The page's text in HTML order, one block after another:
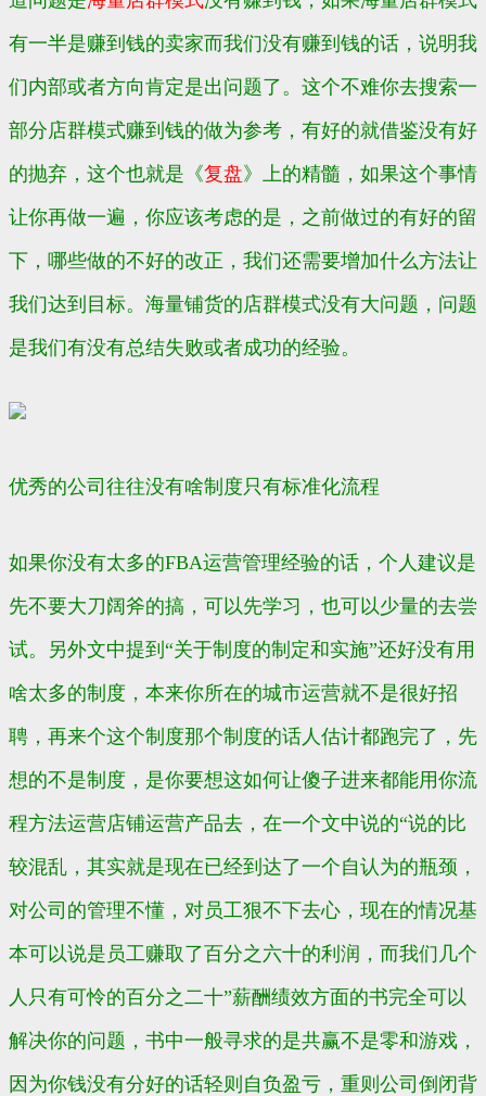
有一半是赚到钱的卖家而我们没有赚到钱的话，说明我
们内部或者方向肯定是出问题了。这个不难你去搜索一
部分店群模式赚到钱的做为参考，有好的就借鉴没有好
的抛弃，这个也就是《复盘》上的精髓，如果这个事情
让你再做一遍，你应该考虑的是，之前做过的有好的留
下，哪些做的不好的改正，我们还需要增加什么方法让
我们达到目标。海量铺货的店群模式没有大问题，问题
是我们有没有总结失败或者成功的经验。
优秀的公司往往没有啥制度只有标准化流程
如果你没有太多的FBA运营管理经验的话，个人建议是
先不要大刀阔斧的搞，可以先学习，也可以少量的去尝
试。另外文中提到“关于制度的制定和实施”还好没有用
啥太多的制度，本来你所在的城市运营就不是很好招
聘，再来个这个制度那个制度的话人估计都跑完了，先
想的不是制度，是你要想这如何让傻子进来都能用你流
程方法运营店铺运营产品去，在一个文中说的“说的比
较混乱，其实就是现在已经到达了一个自认为的瓶颈，
对公司的管理不懂，对员工狠不下去心，现在的情况基
本可以说是员工赚取了百分之六十的利润，而我们几个
人只有可怜的百分之二十”薪酬绩效方面的书完全可以
解决你的问题，书中一般寻求的是共赢不是零和游戏，
因为你钱没有分好的话轻则自负盈亏，重则公司倒闭背